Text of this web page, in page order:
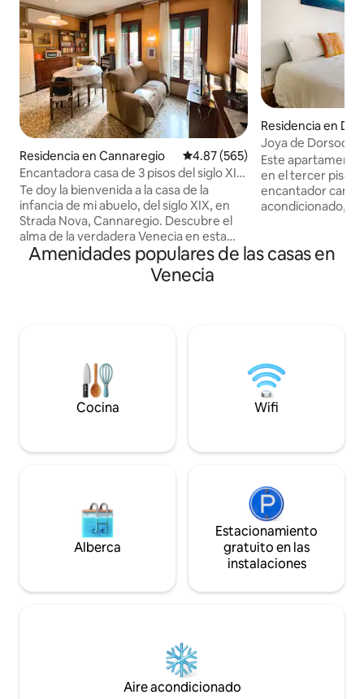
Residencia en Cannaregio Calificación promedio: 4.87 de
4.87 (565)
Encantadora casa de 3 pisos del siglo XIX
en el centro de Venice
Te doy la bienvenida a la casa de la
infancia de mi abuelo, del siglo XIX, en
Strada Nova, Cannaregio. Descubre el
alma de la verdadera Venecia en esta
casa adosada privada de varios niveles.
Conservé sus magníficos pisos de
terrazo originales, los muebles antiguos
callejones. Todo el espacio es tuyo,
combinando el encanto histórico con las
comodidades modernas para una
estadía verdaderamente auténtica en
Residencia en
Joya de
Este
en el tercer piso
encantador
acondicionado,
restaurado con
minutos. Este es
donde los
juegan. 027042-
Amenidades populares de las casas en
Venecia
Cocina Wifi
Alberca
Estacionamiento
gratuito en las
instalaciones
Aire acondicionado